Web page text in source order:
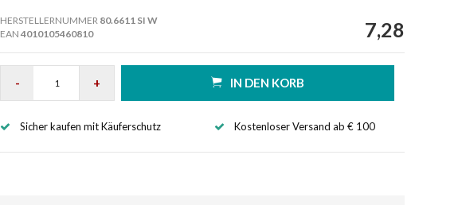
HERSTELLERNUMMER 80.6611 SI W
EAN 4010105460810 7,28
- + IN DEN KORB
Sicher kaufen mit Käuferschutz Kostenloser Versand ab € 100